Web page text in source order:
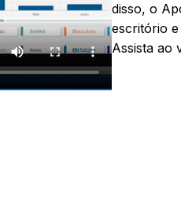
disso, o
escritório
Assista ao